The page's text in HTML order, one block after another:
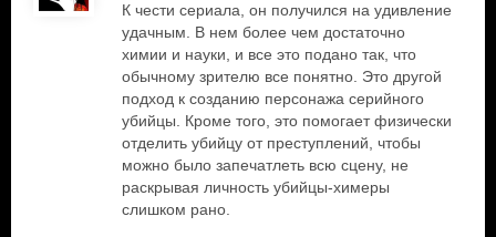
К чести сериала, он получился на удивление
удачным. В нем более чем достаточно
химии и науки, и все это подано так, что
обычному зрителю все понятно. Это другой
подход к созданию персонажа серийного
убийцы. Кроме того, это помогает физически
отделить убийцу от преступлений, чтобы
можно было запечатлеть всю сцену, не
раскрывая личность убийцы-химеры
слишком рано.